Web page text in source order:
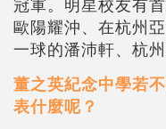
冠軍。明星校友有
歐陽耀沖、在杭州
一球的潘沛軒、杭
董之英紀念中學若
表什麼呢？